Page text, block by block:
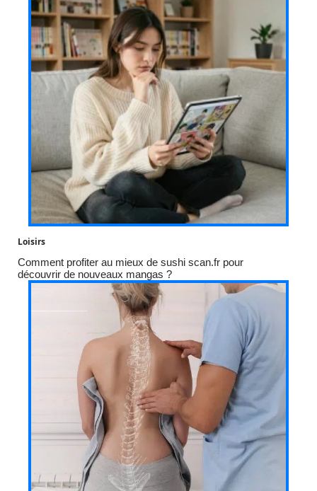
Loisirs
Comment profiter au mieux de sushi scan.fr pour
découvrir de nouveaux mangas ?